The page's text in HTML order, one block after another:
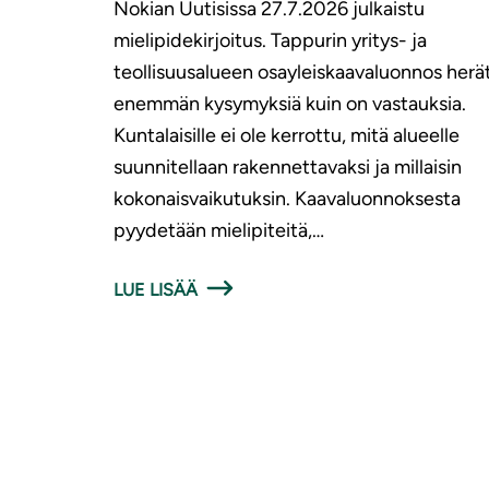
Nokian Uutisissa 27.7.2026 julkaistu
mielipidekirjoitus. Tappurin yritys- ja
teollisuusalueen osayleiskaavaluonnos
enemmän kysymyksiä kuin on vastauksia.
Kuntalaisille ei ole kerrottu, mitä alueelle
suunnitellaan rakennettavaksi ja millaisin
kokonaisvaikutuksin. Kaavaluonnoksesta
pyydetään mielipiteitä,…
LUE LISÄÄ